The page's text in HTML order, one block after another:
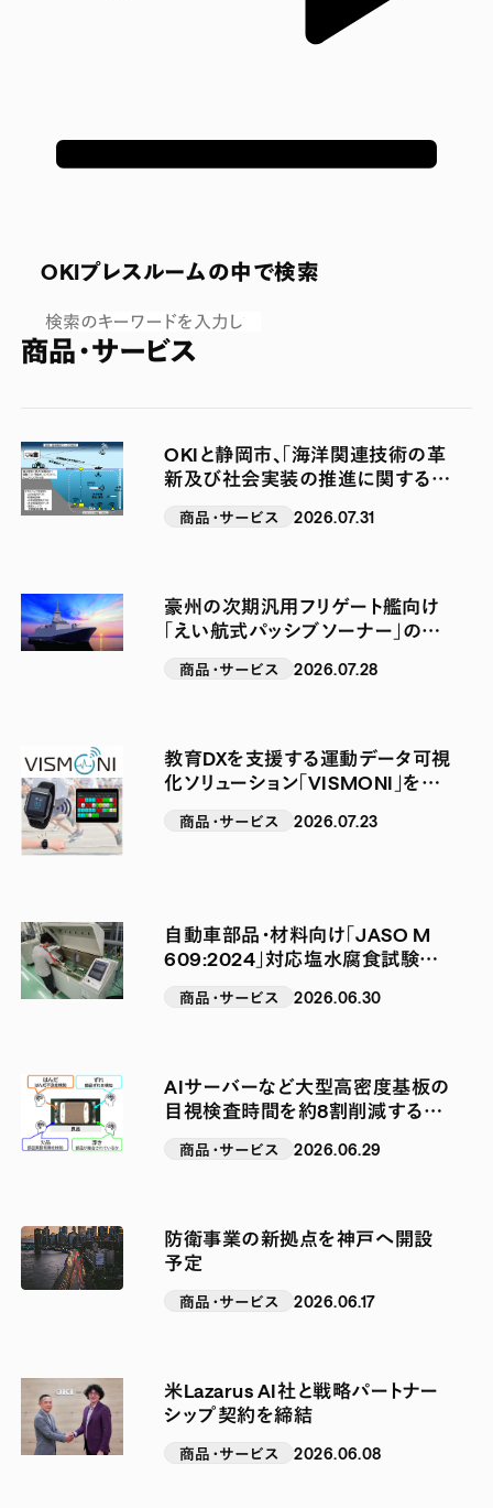
OKIプレスルームの中で検索
商品・サービス
OKIと静岡市、「海洋関連技術の革
新及び社会実装の推進に関する連
商品・サービス 2026.07.31
豪州の次期汎用フリゲート艦向け
「えい航式パッシブソーナー」の供
商品・サービス 2026.07.28
教育DXを支援する運動データ可視
化ソリューション「VISMONI」を販
商品・サービス 2026.07.23
自動車部品・材料向け「JASO M
609:2024」対応塩水腐食試験サ
商品・サービス 2026.06.30
AIサーバーなど大型高密度基板の
目視検査時間を約8割削減するAI
商品・サービス 2026.06.29
防衛事業の新拠点を神戸へ開設
予定
商品・サービス 2026.06.17
米Lazarus AI社と戦略パートナー
シップ契約を締結
商品・サービス 2026.06.08